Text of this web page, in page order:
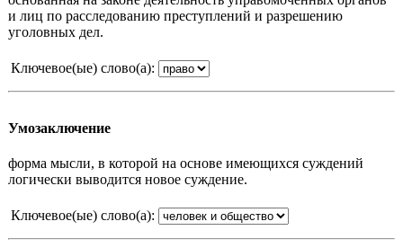
и лиц по расследованию преступлений и разрешению
уголовных дел.
Ключевое(ые) слово(а):
Умозаключение
форма мысли, в которой на основе имеющихся суждений
логически выводится новое суждение.
Ключевое(ые) слово(а):